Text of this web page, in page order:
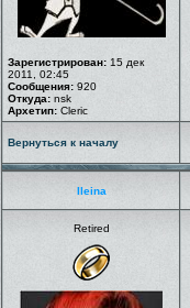
Зарегистрирован: 15 дек
2011, 02:45
Сообщения: 920
Откуда: nsk
Архетип: Cleric
Вернуться к началу
Ileina
Retired